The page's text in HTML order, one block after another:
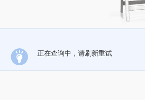
正在查询中，请刷新重试